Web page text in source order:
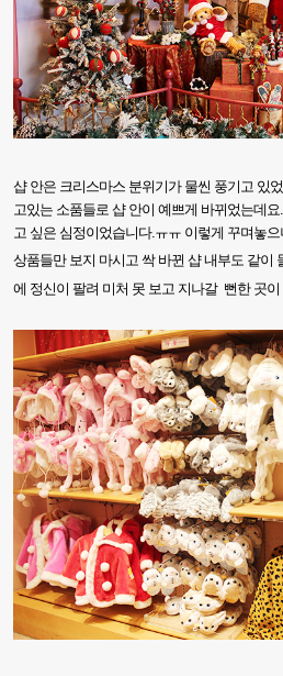
샵 안은 크리스마스 분위기가 물씬 풍기고 있
고있는 소품들로 샵 안이 예쁘게 바뀌었는데요
고 싶은 심정이었습니다. ㅠㅠ 이렇게 꾸며놓
상품들만 보지 마시고 싹 바뀐 샵 내부도 같이
에 정신이 팔려 미처 못 보고 지나갈 뻔한 곳